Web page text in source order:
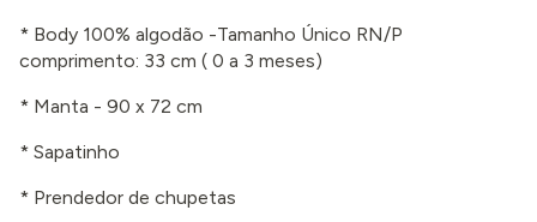
* Body 100% algodão -Tamanho Único RN/P
comprimento: 33 cm ( 0 a 3 meses)
* Manta - 90 x 72 cm
* Sapatinho
* Prendedor de chupetas